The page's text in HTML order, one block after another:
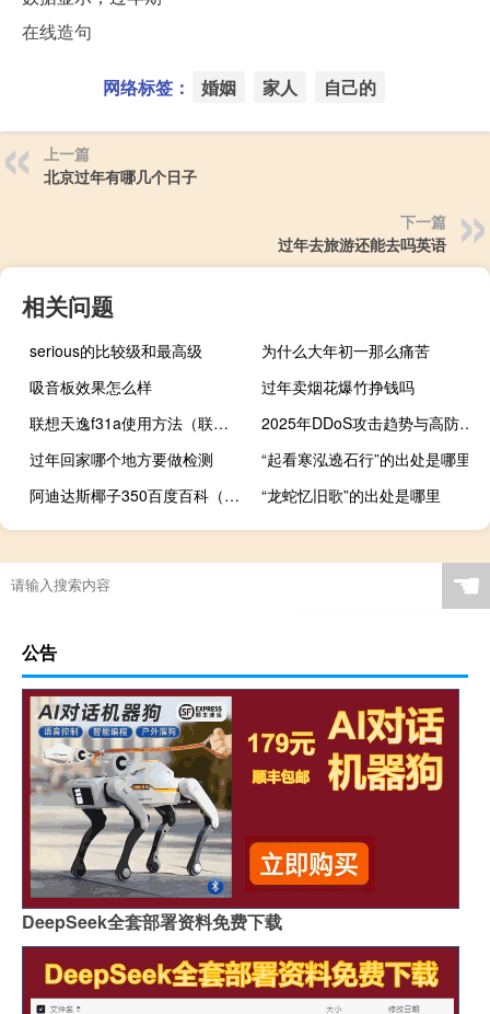
在线造句
网络标签： 婚姻 家人 自己的
上一篇
北京过年有哪几个日子
下一篇
过年去旅游还能去吗英语
相关问题
serious的比较级和最高级
为什么大年初一那么痛苦
吸音板效果怎么样
过年卖烟花爆竹挣钱吗
联想天逸f31a使用方法（联想天逸f31a）
2025年DDoS攻击趋势与高防服务器防御策略白皮书
过年回家哪个地方要做检测
“起看寒泓遶石行”的出处是哪里
阿迪达斯椰子350百度百科（阿迪达斯椰子350官网）
“龙蛇忆旧歌”的出处是哪里
☚
公告
DeepSeek全套部署资料免费下载